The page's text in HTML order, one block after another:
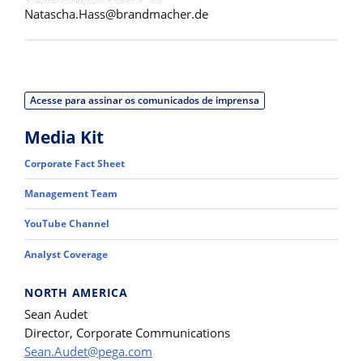
Natascha.Hass@brandmacher.de
Acesse para assinar os comunicados de imprensa
Media Kit
Corporate Fact Sheet
Management Team
YouTube Channel
Analyst Coverage
NORTH AMERICA
Sean Audet
Director, Corporate Communications
Sean.Audet@pega.com